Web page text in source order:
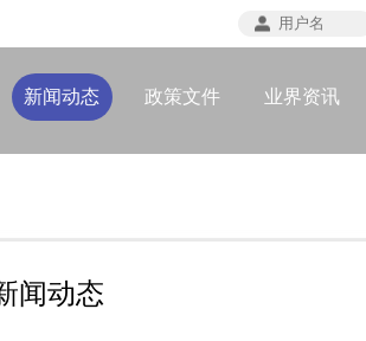
新闻动态 政策文件 业界资讯
闻动态